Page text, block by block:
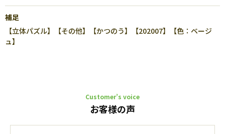
補足
【立体パズル】【その他】【かつのう】【202007】【色：ベージ
ュ】
Customer’s voice
お客様の声